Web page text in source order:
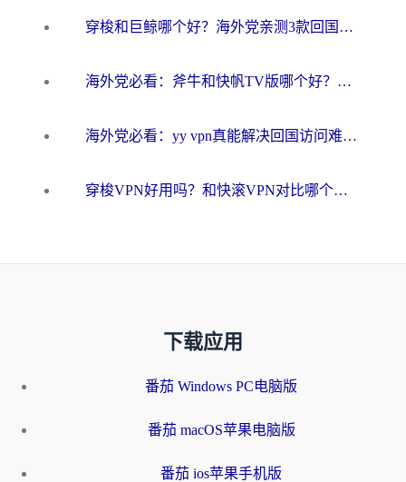
穿梭和巨鲸哪个好？海外党亲测3款回国加速器，教你避开90%的坑
海外党必看：斧牛和快帆TV版哪个好？3分钟选对回国加速器，无缝刷B站、追热剧
海外党必看：yy vpn真能解决回国访问难题？附云极initap测评+免费方案对比
穿梭VPN好用吗？和快滚VPN对比哪个回国效果更好？海外党选回国加速器必看指南
下载应用
番茄 Windows PC电脑版
番茄 macOS苹果电脑版
番茄 ios苹果手机版